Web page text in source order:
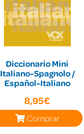
Diccionario Mini
Italiano-Spagnolo /
Español-Italiano
8,95€
Comprar